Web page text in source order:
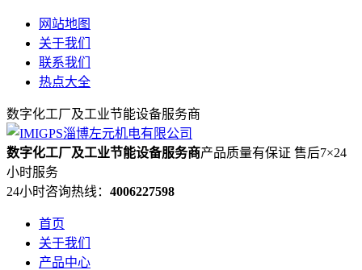
网站地图
关于我们
联系我们
热点大全
数字化工厂及工业节能设备服务商
数字化工厂及工业节能设备服务商产品质量有保证 售后7×24
小时服务
24小时咨询热线： 4006227598
首页
关于我们
产品中心